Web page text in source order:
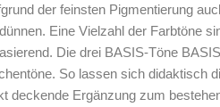
der feinsten Pigmentierung
Eine Vielzahl der Farbtöne
Die drei BASIS-Töne
So lassen sich didaktisch
deckende Ergänzung zum